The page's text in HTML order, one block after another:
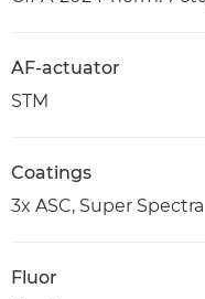
AF-actuator
STM
Coatings
3x ASC, Super Spectra
Fluor